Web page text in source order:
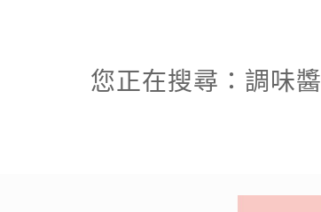
您正在搜尋：調味醬